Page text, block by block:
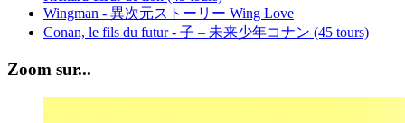
Wingman - 異次元ストーリー Wing Love
Conan, le fils du futur - 子 – 未来少年コナン (45 tours)
Zoom sur...